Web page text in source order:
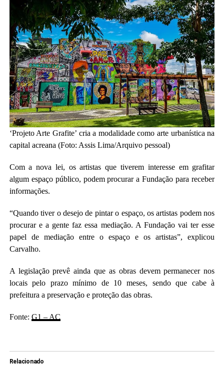
‘Projeto Arte Grafite’ cria a modalidade como arte urbanística na
capital acreana (Foto: Assis Lima/Arquivo pessoal)
Com a nova lei, os artistas que tiverem interesse em grafitar
algum espaço público, podem procurar a Fundação para receber
informações.
“Quando tiver o desejo de pintar o espaço, os artistas podem nos
procurar e a gente faz essa mediação. A Fundação vai ter esse
papel de mediação entre o espaço e os artistas”, explicou
Carvalho.
A legislação prevê ainda que as obras devem permanecer nos
locais pelo prazo mínimo de 10 meses, sendo que cabe à
prefeitura a preservação e proteção das obras.
Fonte: G1 – AC
Relacionado